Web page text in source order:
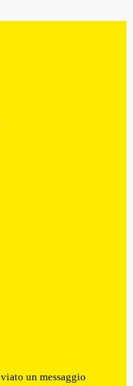
un messaggio